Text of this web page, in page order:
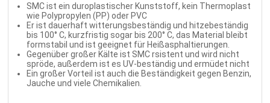
SMC ist ein duroplastischer Kunststoff, kein Thermoplast
wie Polypropylen (PP) oder PVC
Er ist dauerhaft witterungsbeständig und hitzebeständig
bis 100° C, kurzfristig sogar bis 200° C, das Material bleibt
formstabil und ist geeignet für Heißasphaltierungen.
Gegenüber großer Kälte ist SMC rsistent und wird nicht
spröde, außerdem ist es UV-beständig und ermüdet nicht
Ein großer Vorteil ist auch die Beständigkeit gegen Benzin,
Jauche und viele Chemikalien.